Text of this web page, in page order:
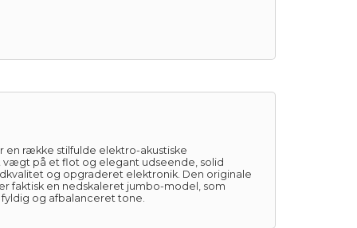
en række stilfulde elektro-akustiske
vægt på et flot og elegant udseende, solid
og opgraderet elektronik. Den originale
faktisk en nedskaleret jumbo-model, som
og afbalanceret tone.